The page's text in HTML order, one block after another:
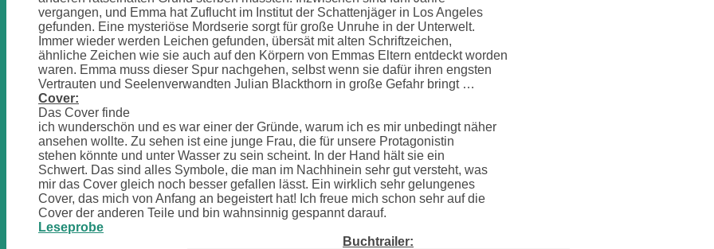
vergangen, und Emma hat Zuflucht im Institut der Schattenjäger in Los Angeles
gefunden. Eine mysteriöse Mordserie sorgt für große Unruhe in der Unterwelt.
Immer wieder werden Leichen gefunden, übersät mit alten Schriftzeichen,
ähnliche Zeichen wie sie auch auf den Körpern von Emmas Eltern entdeckt worden
waren. Emma muss dieser Spur nachgehen, selbst wenn sie dafür ihren engsten
Vertrauten und Seelenverwandten Julian Blackthorn in große Gefahr bringt …
Cover:
Das Cover finde
ich wunderschön und es war einer der Gründe, warum ich es mir unbedingt näher
ansehen wollte. Zu sehen ist eine junge Frau, die für unsere Protagonistin
stehen könnte und unter Wasser zu sein scheint. In der Hand hält sie ein
Schwert. Das sind alles Symbole, die man im Nachhinein sehr gut versteht, was
mir das Cover gleich noch besser gefallen lässt. Ein wirklich sehr gelungenes
Cover, das mich von Anfang an begeistert hat! Ich freue mich schon sehr auf die
Cover der anderen Teile und bin wahnsinnig gespannt darauf.
Leseprobe
Buchtrailer: